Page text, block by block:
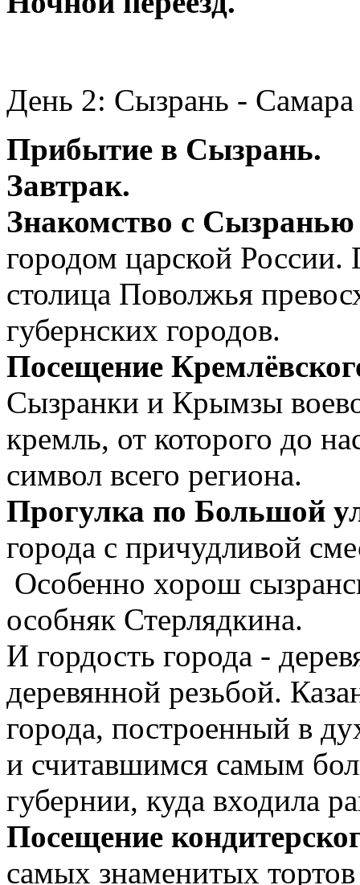
День 2: Сызрань - Самара
Прибытие в Сызрань.
Завтрак.
Знакомство с
городом царской
столица Поволжья
губернских городов.
Посещение
Сызранки и Крымзы
кремль, от которого до
символ всего региона.
Прогулка по Большой
города с причудливой
Особенно хорош
особняк Стерлядкина.
И гордость города -
деревянной резьбой.
города, построенный в
и считавшимся самым
губернии, куда входила
Посещение
самых знаменитых